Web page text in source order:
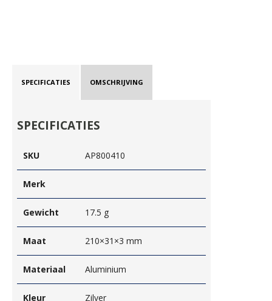
SPECIFICATIES OMSCHRIJVING
SPECIFICATIES
SKU AP800410
Merk
Gewicht 17.5 g
Maat 210×31×3 mm
Materiaal Aluminium
Kleur Zilver